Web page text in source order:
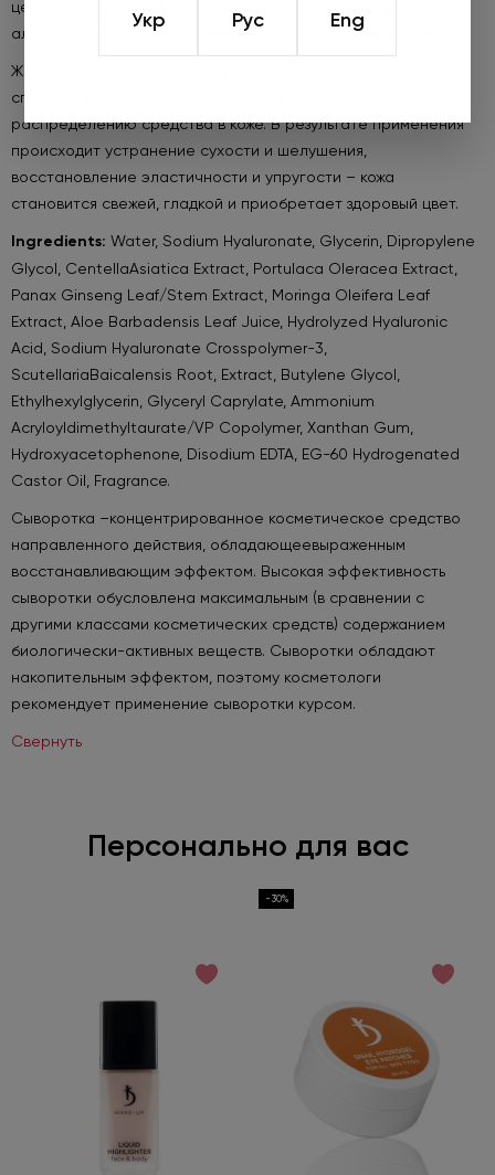
Укр Рус Eng
центеллы азиатской, экстракт портулака, экстракт листьев
алоэ, экстракт корней шлемника байкальского и другие.
Жидкая текстура и удобный дозатор с пипеткой
способствуют легкому нанесению и быстрому
распределению средства в коже. В результате применения
происходит устранение сухости и шелушения,
восстановление эластичности и упругости – кожа
становится свежей, гладкой и приобретает здоровый цвет.
Ingredients: Water, Sodium Hyaluronate, Glycerin, Dipropylene
Glycol, CentellaAsiatica Extract, Portulaca Oleracea Extract,
Panax Ginseng Leaf/Stem Extract, Moringa Oleifera Leaf
Extract, Aloe Barbadensis Leaf Juice, Hydrolyzed Hyaluronic
Acid, Sodium Hyaluronate Crosspolymer-3,
ScutellariaBaicalensis Root, Extract, Butylene Glycol,
Ethylhexylglycerin, Glyceryl Caprylate, Ammonium
Acryloyldimethyltaurate/VP Copolymer, Xanthan Gum,
Hydroxyacetophenone, Disodium EDTA, EG-60 Hydrogenated
Castor Oil, Fragrance.
Сыворотка –концентрированное косметическое средство
направленного действия, обладающеевыраженным
восстанавливающим эффектом. Высокая эффективность
сыворотки обусловлена максимальным (в сравнении с
другими классами косметических средств) содержанием
биологически-активных веществ. Сыворотки обладают
накопительным эффектом, поэтому косметологи
рекомендует применение сыворотки курсом.
Свернуть
Персонально для вас
-30%